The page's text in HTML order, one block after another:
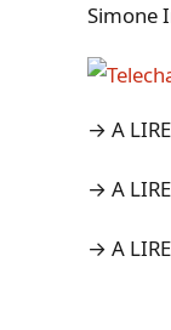
Simone
→ A
→ A
→ A